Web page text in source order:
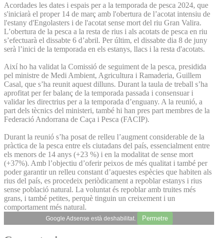
Acordades les dates i espais per a la temporada de pesca 2024, que
s'iniciarà el proper 14 de març amb l'obertura de l’acotat intensiu de
l'estany d'Engolasters i de l'acotat sense mort del riu Gran Valira.
L’obertura de la pesca a la resta de rius i als acotats de pesca en riu
s’efectuarà el dissabte 6 d’abril. Per últim, el dissabte dia 8 de juny
serà l’inici de la temporada en els estanys, llacs i la resta d'acotats.
Així ho ha validat la Comissió de seguiment de la pesca, presidida
pel ministre de Medi Ambient, Agricultura i Ramaderia, Guillem
Casal, que s’ha reunit aquest dilluns. Durant la taula de treball s’ha
aprofitat per fer balanç de la temporada passada i consensuar i
validar les directrius per a la temporada d’enguany. A la reunió, a
part dels tècnics del ministeri, també hi han pres part membres de la
Federació Andorrana de Caça i Pesca (FACIP).
Durant la reunió s’ha posat de relleu l’augment considerable de la
pràctica de la pesca entre els ciutadans del país, essencialment entre
els menors de 14 anys (+23 %) i en la modalitat de sense mort
(+37%). Amb l’objectiu d’oferir peixos de més qualitat i també per
poder garantir un relleu constant d’aquestes espècies que habiten als
rius del país, es procedeix periòdicament a repoblar estanys i rius
sense població natural. La voluntat és repoblar amb truites més
grans, i també petites, perquè tinguin un creixement i un
comportament més natural.
Google Adsense està deshabilitat. Permetre